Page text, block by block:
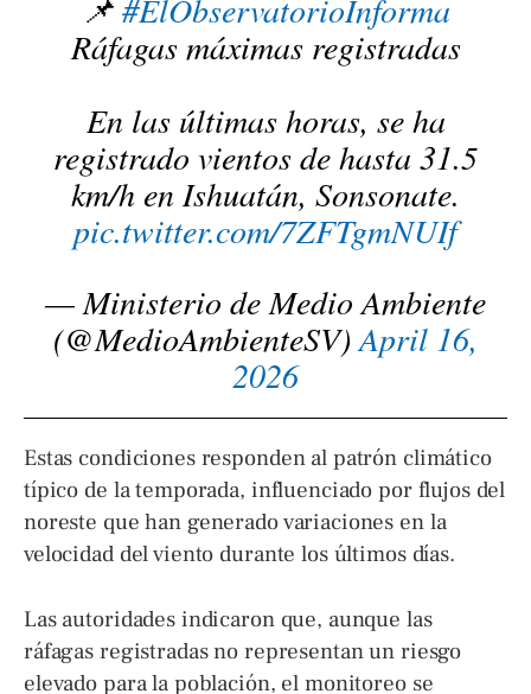
📌#ElObservatorioInforma
Ráfagas máximas registradas
En las últimas horas, se ha
registrado vientos de hasta 31.5
km/h en Ishuatán, Sonsonate.
pic.twitter.com/7ZFTgmNUIf
— Ministerio de Medio Ambiente
(@MedioAmbienteSV) April 16,
2026
Estas condiciones responden al patrón climático
típico de la temporada, influenciado por flujos del
noreste que han generado variaciones en la
velocidad del viento durante los últimos días.
Las autoridades indicaron que, aunque las
ráfagas registradas no representan un riesgo
elevado para la población, el monitoreo se